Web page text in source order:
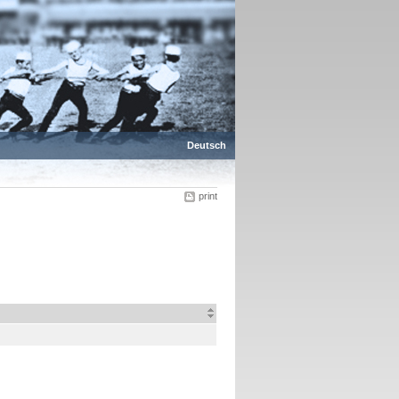
Deutsch
print